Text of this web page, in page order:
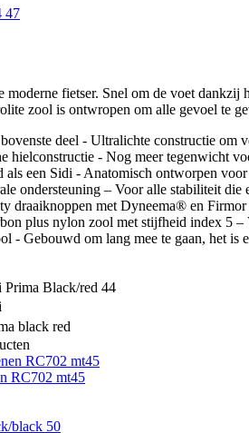
47
moderne fietser. Snel om de voet
zool is ontwropen om alle gevoel te
deel - Ultralichte constructie om
hielconstructie - Nog meer tegenwicht
als een Sidi - Anatomisch ontworpen
ondersteuning – Voor alle stabiliteit die
draaiknoppen met Dyneema® en
plus nylon zool met stijfheid index 5
- Gebouwd om lang mee te gaan, het is
Prima Black/red 44
black red
RC702 mt45